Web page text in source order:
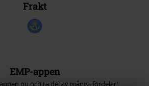
Frakt
EMP-appen
nu och ta del av många fördelar!